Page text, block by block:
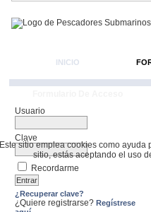
Este sitio emplea cookies como ayuda
sitio, estás aceptando el uso
INICIO
Usuario
Clave
Recordarme
¿Recuperar clave?
¿Quiere registrarse? Regístrese